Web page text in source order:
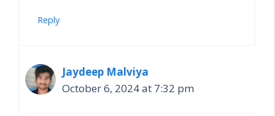
Reply
Jaydeep Malviya
October 6, 2024 at 7:32 pm